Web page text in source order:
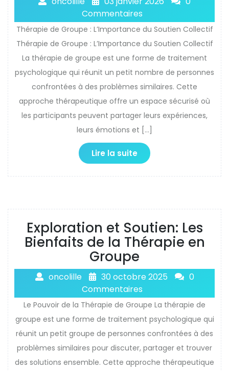
Commentaires
Thérapie de Groupe : L’Importance du Soutien Collectif
Thérapie de Groupe : L’Importance du Soutien Collectif
La thérapie de groupe est une forme de traitement
psychologique qui réunit un petit nombre de personnes
confrontées à des problèmes similaires. Cette
approche thérapeutique offre un espace sécurisé où
les participants peuvent partager leurs expériences,
leurs émotions et […]
Lire la suite
Exploration et Soutien: Les
Bienfaits de la Thérapie en
Groupe
oncolille 30 octobre 2025
0
Commentaires
Le Pouvoir de la Thérapie de Groupe La thérapie de
groupe est une forme de traitement psychologique qui
réunit un petit groupe de personnes confrontées à des
problèmes similaires pour discuter, partager et trouver
des solutions ensemble. Cette approche thérapeutique